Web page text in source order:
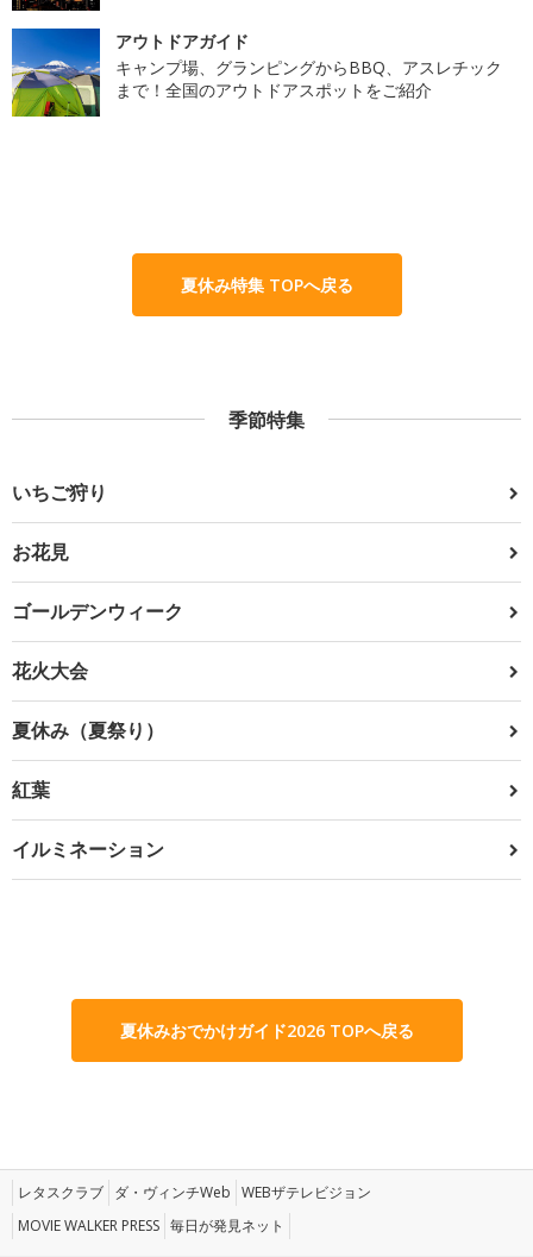
アウトドアガイド
キャンプ場、グランピングからBBQ、アスレチック
まで！全国のアウトドアスポットをご紹介
夏休み特集 TOPへ戻る
季節特集
いちご狩り
お花見
ゴールデンウィーク
花火大会
夏休み（夏祭り）
紅葉
イルミネーション
夏休みおでかけガイド2026 TOPへ戻る
レタスクラブ ダ・ヴィンチWeb WEBザテレビジョン
MOVIE WALKER PRESS 毎日が発見ネット